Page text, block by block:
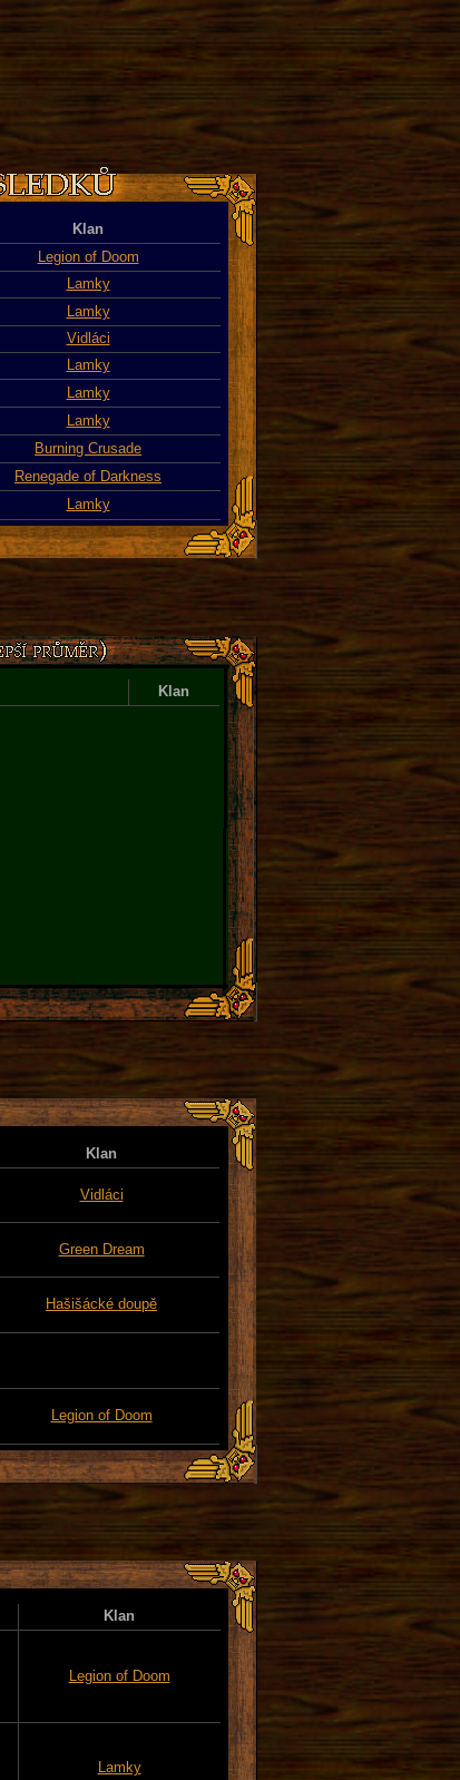
Klan
Legion of Doom
Lamky
Lamky
Vidláci
Lamky
Lamky
Lamky
Burning Crusade
Renegade of Darkness
Lamky
Klan
Klan
Vidláci
Green Dream
Hašišácké doupě
Legion of Doom
Klan
Legion of Doom
Lamky